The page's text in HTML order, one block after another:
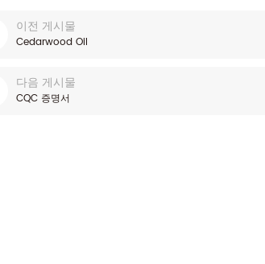
이전 게시물
Cedarwood Oil
다음 게시물
CQC 증명서